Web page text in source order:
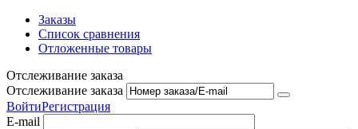
Заказы
Список сравнения
Отложенные товары
Отслеживание заказа
Отслеживание заказа
ВойтиРегистрация
E-mail